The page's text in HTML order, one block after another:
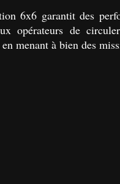
6x6 garantit des
opérateurs de
menant à bien des